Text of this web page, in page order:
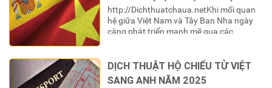
http://Dichthuatchaua.netKhi mối quan
hệ giữa Việt Nam và Tây Ban Nha ngày
càng phát triển mạnh mẽ qua các
nên cấp thiết. Đối với công dân Việt Nam
khi thực hiện bất kỳ thủ tục hành chính…
DỊCH THUẬT HỘ CHIẾU TỪ VIỆT
SANG ANH NĂM 2025